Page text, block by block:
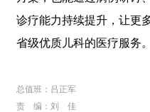
诊疗能力持续提升，让更
省级优质儿科的医疗服务。
总值班：吕正军
责 编：刘 佳